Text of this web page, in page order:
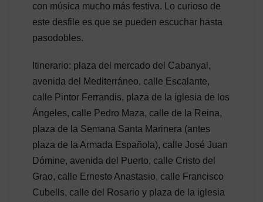
con música mucho más festiva. Lo curioso de
este desfile es que se pueden escuchar hasta
pasodobles.
Itinerario: plaza del mercado del Cabanyal,
avenida del Mediterráneo, calle Escalante,
calle Pintor Ferrandis, plaza de la iglesia de los
Ángeles, calle Pedro Maza, calle de la Reina,
plaza de la Semana Santa Marinera (antes
plaza de la Armada Española), calle José Juan
Dómine, avenida del Puerto, calle Cristo del
Grao, calle Ernesto Anastasio, calle Francisco
Cubells, calle del Rosario y plaza de la iglesia